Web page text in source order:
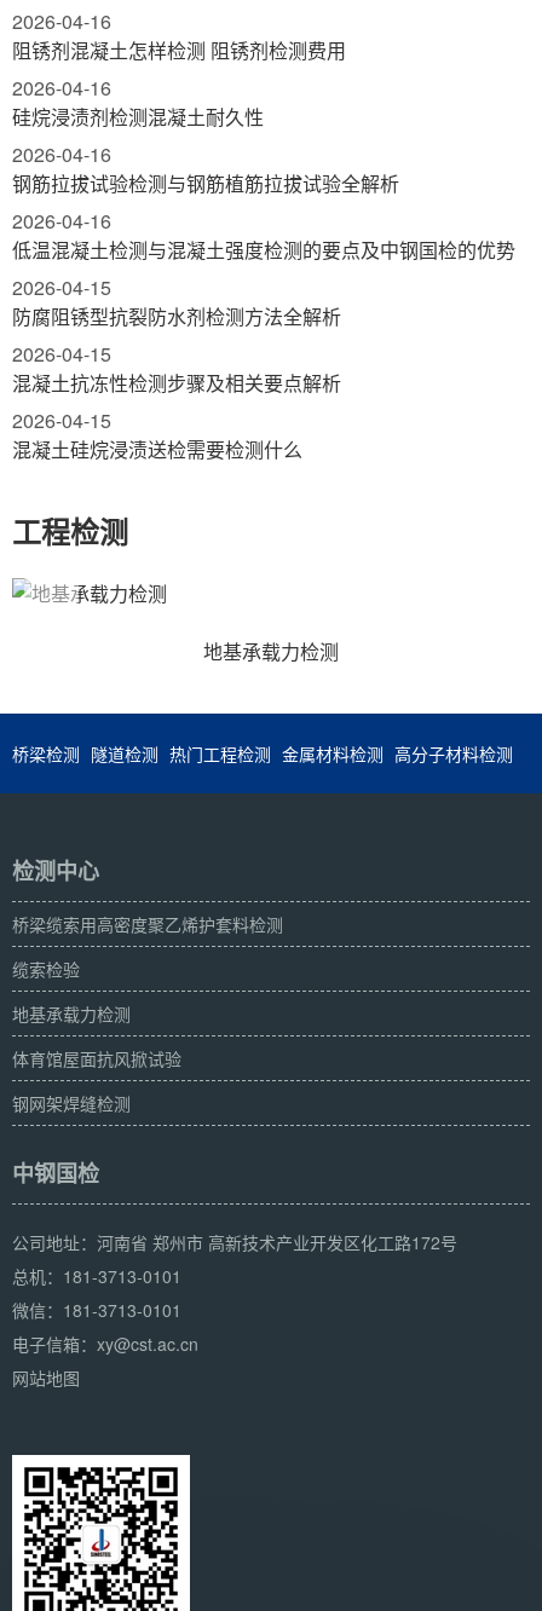
2026-04-16
阻锈剂混凝土怎样检测 阻锈剂检测费用
2026-04-16
硅烷浸渍剂检测混凝土耐久性
2026-04-16
钢筋拉拔试验检测与钢筋植筋拉拔试验全解析
2026-04-16
低温混凝土检测与混凝土强度检测的要点及中钢国检的优势
2026-04-15
防腐阻锈型抗裂防水剂检测方法全解析
2026-04-15
混凝土抗冻性检测步骤及相关要点解析
2026-04-15
混凝土硅烷浸渍送检需要检测什么
工程检测
地基承载力检测
桥梁检测 隧道检测 热门工程检测 金属材料检测 高分子材料检测
检测中心
桥梁缆索用高密度聚乙烯护套料检测
缆索检验
地基承载力检测
体育馆屋面抗风掀试验
钢网架焊缝检测
中钢国检
公司地址：河南省 郑州市 高新技术产业开发区化工路172号
总机：181-3713-0101
微信：181-3713-0101
电子信箱：xy@cst.ac.cn
网站地图